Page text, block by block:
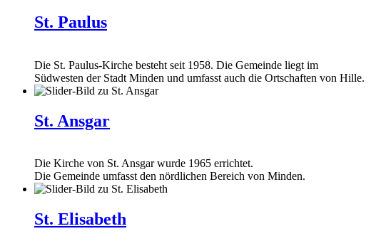
St. Paulus
Die St. Paulus-Kirche besteht seit 1958. Die Gemeinde liegt im
Südwesten der Stadt Minden und umfasst auch die Ortschaften von Hille.
St. Ansgar
Die Kirche von St. Ansgar wurde 1965 errichtet.
Die Gemeinde umfasst den nördlichen Bereich von Minden.
St. Elisabeth